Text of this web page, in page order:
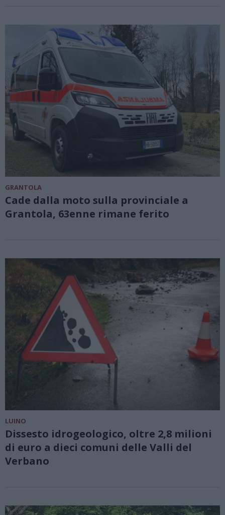
GRANTOLA
Cade dalla moto sulla provinciale a
Grantola, 63enne rimane ferito
LUINO
Dissesto idrogeologico, oltre 2,8 milioni
di euro a dieci comuni delle Valli del
Verbano